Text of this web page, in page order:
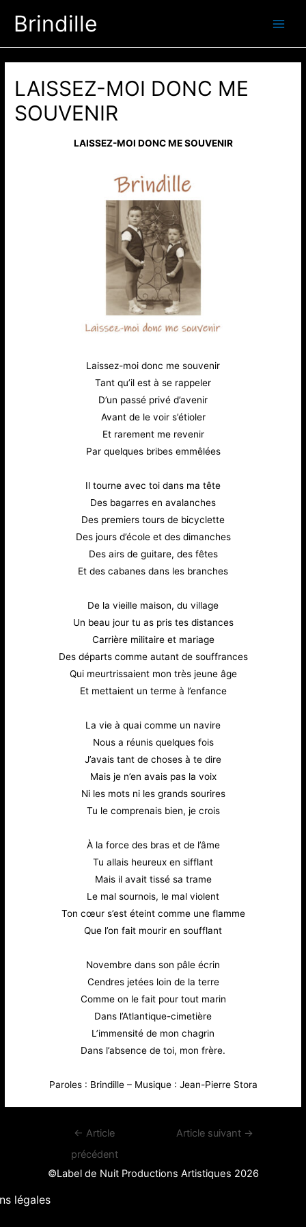
Brindille
LAISSEZ-MOI DONC ME
SOUVENIR
LAISSEZ-MOI DONC ME SOUVENIR
Laissez-moi donc me souvenir
Tant qu’il est à se rappeler
D’un passé privé d’avenir
Avant de le voir s’étioler
Et rarement me revenir
Par quelques bribes emmêlées
Il tourne avec toi dans ma tête
Des bagarres en avalanches
Des premiers tours de bicyclette
Des jours d’école et des dimanches
Des airs de guitare, des fêtes
Et des cabanes dans les branches
De la vieille maison, du village
Un beau jour tu as pris tes distances
Carrière militaire et mariage
Des départs comme autant de souffrances
Qui meurtrissaient mon très jeune âge
Et mettaient un terme à l’enfance
La vie à quai comme un navire
Nous a réunis quelques fois
J’avais tant de choses à te dire
Mais je n’en avais pas la voix
Ni les mots ni les grands sourires
Tu le comprenais bien, je crois
À la force des bras et de l’âme
Tu allais heureux en sifflant
Mais il avait tissé sa trame
Le mal sournois, le mal violent
Ton cœur s’est éteint comme une flamme
Que l’on fait mourir en soufflant
Novembre dans son pâle écrin
Cendres jetées loin de la terre
Comme on le fait pour tout marin
Dans l’Atlantique-cimetière
L’immensité de mon chagrin
Dans l’absence de toi, mon frère.
Paroles : Brindille – Musique : Jean-Pierre Stora
Navigation← Article
précédent
Article suivant →
©Label de Nuit Productions Artistiques 2026
légales